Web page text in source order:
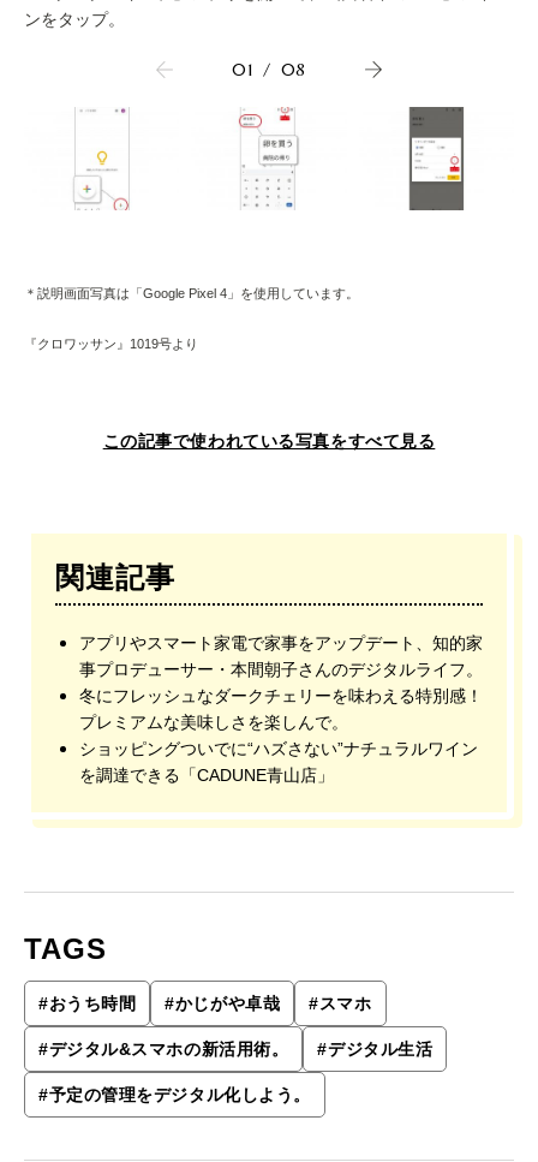
ンをタップ。
01 / 08
＊説明画面写真は「Google Pixel 4」を使用しています。
『クロワッサン』1019号より
この記事で使われている写真をすべて見る
関連記事
アプリやスマート家電で家事をアップデート、知的家
事プロデューサー・本間朝子さんのデジタルライフ。
冬にフレッシュなダークチェリーを味わえる特別感！
プレミアムな美味しさを楽しんで。
ショッピングついでに“ハズさない”ナチュラルワイン
を調達できる「CADUNE⻘山店」
TAGS
#おうち時間 #かじがや卓哉 #スマホ
#デジタル&スマホの新活用術。 #デジタル生活
#予定の管理をデジタル化しよう。